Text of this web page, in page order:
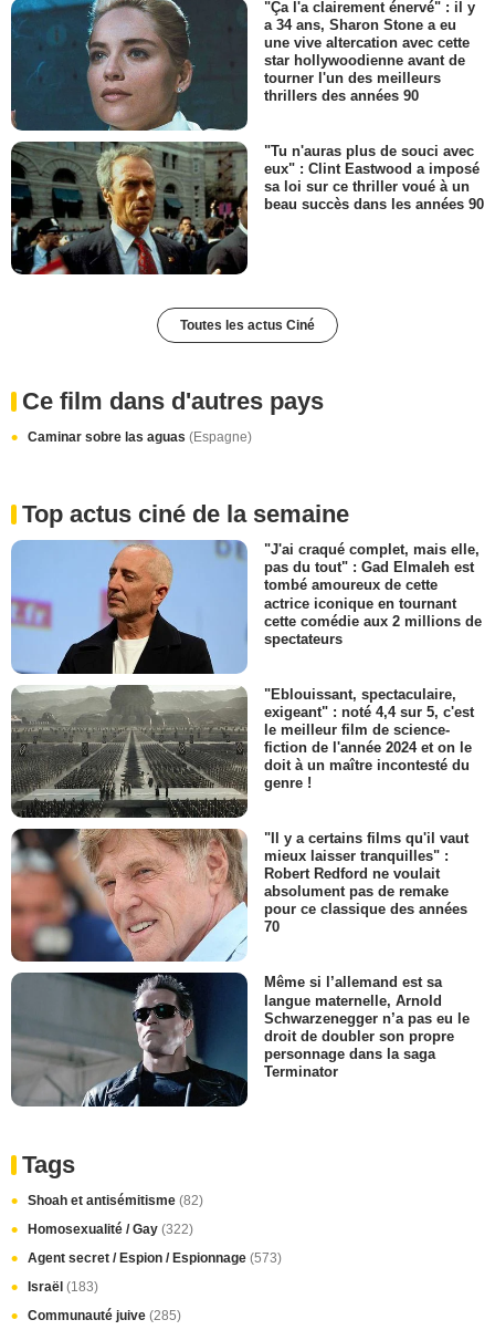
"Ça l'a clairement énervé" : il y
a 34 ans, Sharon Stone a eu
une vive altercation avec cette
star hollywoodienne avant de
tourner l'un des meilleurs
thrillers des années 90
"Tu n'auras plus de souci avec
eux" : Clint Eastwood a imposé
sa loi sur ce thriller voué à un
beau succès dans les années 90
Toutes les actus Ciné
Ce film dans d'autres pays
Caminar sobre las aguas (Espagne)
Top actus ciné de la semaine
"J'ai craqué complet, mais elle,
pas du tout" : Gad Elmaleh est
tombé amoureux de cette
actrice iconique en tournant
cette comédie aux 2 millions de
spectateurs
"Eblouissant, spectaculaire,
exigeant" : noté 4,4 sur 5, c'est
le meilleur film de science-
fiction de l'année 2024 et on le
doit à un maître incontesté du
genre !
"Il y a certains films qu'il vaut
mieux laisser tranquilles" :
Robert Redford ne voulait
absolument pas de remake
pour ce classique des années
70
Même si l’allemand est sa
langue maternelle, Arnold
Schwarzenegger n’a pas eu le
droit de doubler son propre
personnage dans la saga
Terminator
Tags
Shoah et antisémitisme (82)
Homosexualité / Gay (322)
Agent secret / Espion / Espionnage (573)
Israël (183)
Communauté juive (285)